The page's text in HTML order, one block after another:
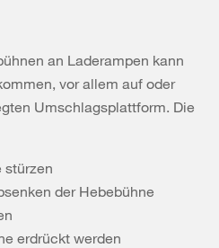
an Laderampen kann
vor allem auf oder
Umschlagsplattform. Die
stürzen
der Hebebühne
erdrückt werden